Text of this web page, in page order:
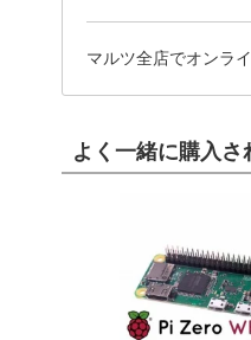
マルツ全店でオンラ
よく一緒に購入さ